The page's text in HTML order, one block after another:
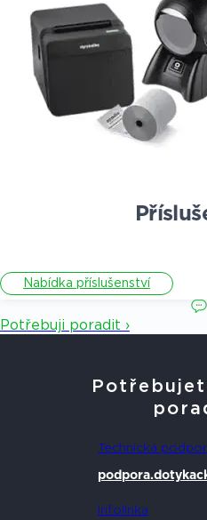
Nabídka příslušenství
Potřebuji poradit ›
Technická
Infolinka